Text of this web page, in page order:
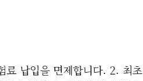
료 납입을 면제합니다. 2. 최초